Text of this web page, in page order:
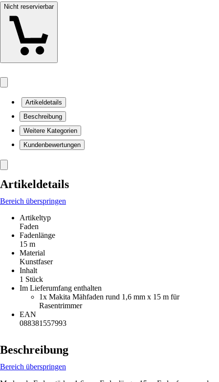
Nicht reservierbar
Artikeldetails
Beschreibung
Weitere Kategorien
Kundenbewertungen
Artikeldetails
Bereich überspringen
Artikeltyp
Faden
Fadenlänge
15 m
Material
Kunstfaser
Inhalt
1 Stück
Im Lieferumfang enthalten
1x Makita Mähfaden rund 1,6 mm x 15 m für
Rasentrimmer
EAN
088381557993
Beschreibung
Bereich überspringen